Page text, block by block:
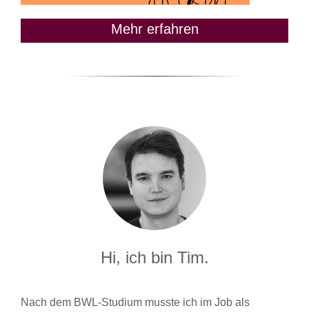
Mehr erfahren
Hi, ich bin Tim.
Nach dem BWL-Studium musste ich im Job als